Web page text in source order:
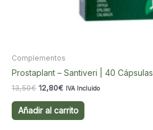
Complementos
Prostaplant – Santiveri | 40 Cápsulas
13,50€ El
original
era:
12,80€El
actual
es:
IVA Incluido
Añadir al carrito